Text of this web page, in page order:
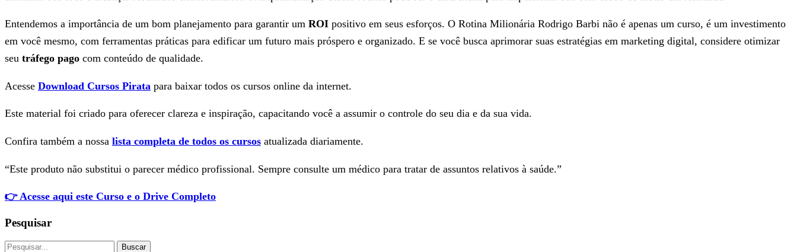
Entendemos a importância de um bom planejamento para garantir um ROI positivo em seus esforços. O Rotina Milionária Rodrigo Barbi não é apenas um curso, é um investimento
em você mesmo, com ferramentas práticas para edificar um futuro mais próspero e organizado. E se você busca aprimorar suas estratégias em marketing digital, considere otimizar
seu tráfego pago com conteúdo de qualidade.
Acesse Download Cursos Pirata para baixar todos os cursos online da internet.
Este material foi criado para oferecer clareza e inspiração, capacitando você a assumir o controle do seu dia e da sua vida.
Confira também a nossa lista completa de todos os cursos atualizada diariamente.
“Este produto não substitui o parecer médico profissional. Sempre consulte um médico para tratar de assuntos relativos à saúde.”
👉 Acesse aqui este Curso e o Drive Completo
Pesquisar
Buscar